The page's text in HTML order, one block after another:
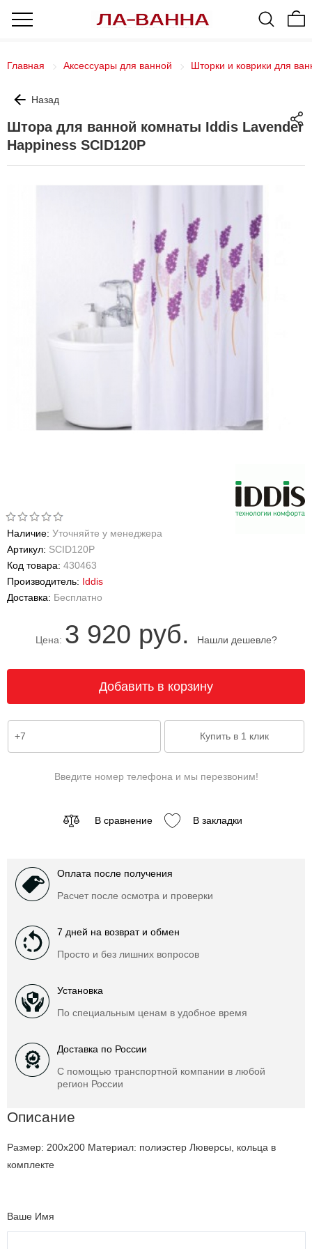
Главная Аксессуары для ванной Шторки и коврики для
Назад
Штора для ванной комнаты Iddis Lavender
Happiness SCID120P
Наличие: Уточняйте у менеджера
Артикул: SCID120P
Код товара: 430463
Производитель: Iddis
Доставка: Бесплатно
Цена: 3 920 руб. Нашли дешевле?
Введите номер телефона и мы перезвоним!
В сравнение В закладки
Оплата после получения
Расчет после осмотра и проверки
7 дней на возврат и обмен
Просто и без лишних вопросов
Установка
По специальным ценам в удобное время
Доставка по России
С помощью транспортной компании в любой
регион России
Описание
Размер: 200х200 Материал: полиэстер Люверсы, кольца в
комплекте
Ваше Имя